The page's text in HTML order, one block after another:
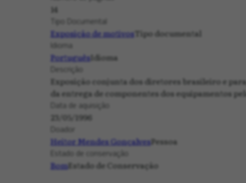
14
Tipo Documental
Exposição de motivosTipo documental
Idioma
PortuguêsIdioma
Descrição
Exposição conjunta dos diretores brasileiro e
da entrega de componentes dos equipamentos
Data de aquisição
23/05/1996
Doador
Heitor Mendes GonçalvesPessoa
Estado de conservação
BomEstado de Conservação